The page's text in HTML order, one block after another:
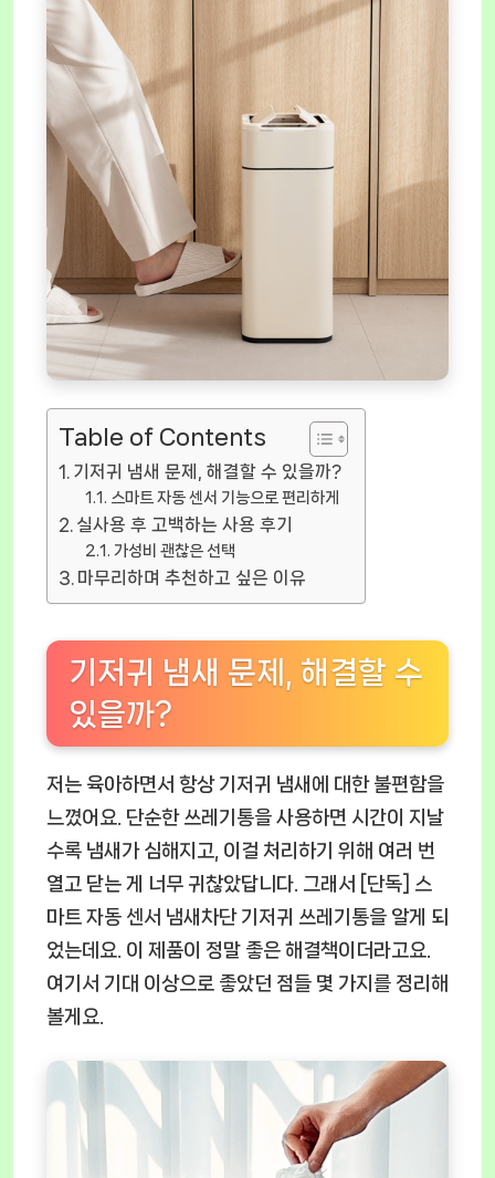
Table of Contents
기저귀 냄새 문제, 해결할 수 있을까?
스마트 자동 센서 기능으로 편리하게
실사용 후 고백하는 사용 후기
가성비 괜찮은 선택
마무리하며 추천하고 싶은 이유
기저귀 냄새 문제, 해결할 수
있을까?
저는 육아하면서 항상 기저귀 냄새에 대한 불편함을
느꼈어요. 단순한 쓰레기통을 사용하면 시간이 지날
수록 냄새가 심해지고, 이걸 처리하기 위해 여러 번
열고 닫는 게 너무 귀찮았답니다. 그래서
[단독] 스
마트 자동 센서 냄새차단 기저귀 쓰레기통을 알게 되
었는데요. 이 제품이 정말 좋은 해결책이더라고요.
여기서 기대 이상으로 좋았던 점들 몇 가지를 정리해
볼게요.